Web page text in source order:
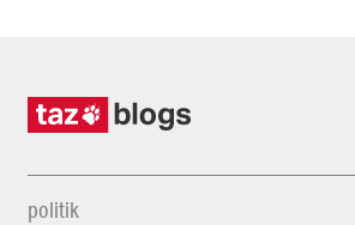
politik